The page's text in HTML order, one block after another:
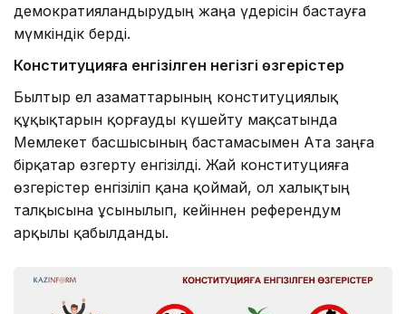
демократияландырудың жаңа үдерісін бастауға
мүмкіндік берді.
Конституцияға енгізілген негізгі өзгерістер
Былтыр ел азаматтарының конституциялық
құқықтарын қорғауды күшейту мақсатында
Мемлекет басшысының бастамасымен Ата заңға
бірқатар өзгерту енгізілді. Жай конституцияға
өзгерістер енгізіліп қана қоймай, ол халықтың
талқысына ұсынылып, кейіннен референдум
арқылы қабылданды.